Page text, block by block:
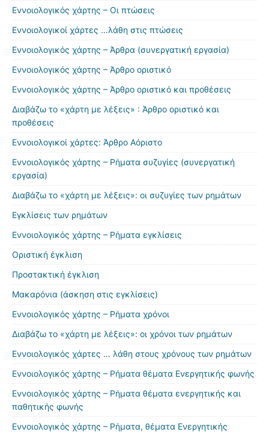
Εννοιολογικός χάρτης – Οι πτώσεις
Εννοιολογικοί χάρτες …λάθη στις πτώσεις
Εννοιολογικός χάρτης – Άρθρα (συνεργατική εργασία)
Εννοιολογικός χάρτης – Άρθρο οριστικό
Εννοιολογικός χάρτης – Άρθρο οριστικό και προθέσεις
Διαβάζω το «χάρτη με λέξεις» : Άρθρο οριστικό και
προθέσεις
Εννοιολογικοί χάρτες: Άρθρο Αόριστο
Εννοιολογικός χάρτης – Ρήματα συζυγίες (συνεργατική
εργασία)
Διαβάζω το «χάρτη με λέξεις»: οι συζυγίες των ρημάτων
Εγκλίσεις των ρημάτων
Εννοιολογικός χάρτης – Ρήματα εγκλίσεις
Οριστική έγκλιση
Προστακτική έγκλιση
Μακαρόνια (άσκηση στις εγκλίσεις)
Εννοιολογικός χάρτης – Ρήματα χρόνοι
Διαβάζω το «χάρτη με λέξεις»: οι χρόνοι των ρημάτων
Εννοιολογικός χάρτες … λάθη στους χρόνους των ρημάτων
Εννοιολογικός χάρτης – Ρήματα θέματα Ενεργητικής φωνής
Εννοιολογικός χάρτης – Ρήματα θέματα ενεργητικής και
παθητικής φωνής
Εννοιολογικός χάρτης – Ρήματα, θέματα Ενεργητικής